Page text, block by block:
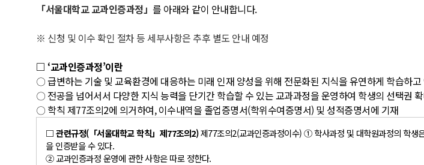
「서울대학교 교과인증과정」 를 아래와 같이 안내합니다.
※ 신청 및 이수 확인 절차 등 세부사항은 추후 별도 안내 예정
□ ‘교과인증과정’이란
〇 급변하는 기술 및 교육환경에 대응하는 미래 인재 양성을 위해 전문화된 지식을 유연하게 학습하
〇 전공을 넘어서서 다양한 지식 능력을 단기간 학습할 수 있는 교과과정을 운영하여 학생의 선택권
〇 학칙 제77조의2에 의거하여, 이수내역을 졸업증명서(학위수여증명서) 및 성적증명서에 기재
□ 관련규정(「서울대학교 학칙」제77조의2)제77조의2(교과인증과정이수) ① 학사과정 및 대학원과정의 학생
을 인증받을 수 있다.
② 교과인증과정 운영에 관한 사항은 따로 정한다.